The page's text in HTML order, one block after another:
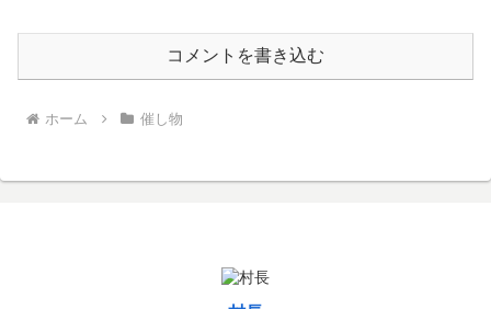
コメントを書き込む
ホーム 催し物